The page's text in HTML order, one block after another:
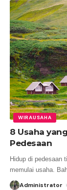
WIRAUSAHA
8 Usaha
Pedesaan
Hidup di pedesaan
memulai usaha.
Administrator